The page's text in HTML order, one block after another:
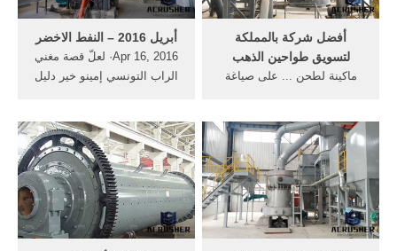
أبريل 2016 – النفط الاخضر
Apr 16, 2016· لعلّ قصة مغني
الراب التونسي إمينو خير دليل
أفضل شركة بالمملكة
لتسويق طواحين الذهب
ماكينة لطحن ... على صياغة
الاسمنت ...